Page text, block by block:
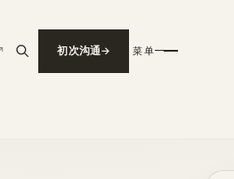
初次沟通 菜单